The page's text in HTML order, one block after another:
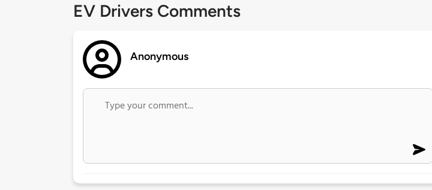
EV Drivers Comments
Anonymous